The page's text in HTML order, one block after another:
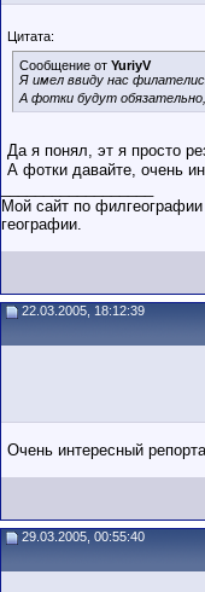
Цитата:
Сообщение от YuriyV
Я имел ввиду нас
А фотки будут
Да я понял, эт я просто
А фотки давайте, очень
Мой сайт по
географии.
22.03.2005, 18:12:39
Очень интересный
29.03.2005, 00:55:40